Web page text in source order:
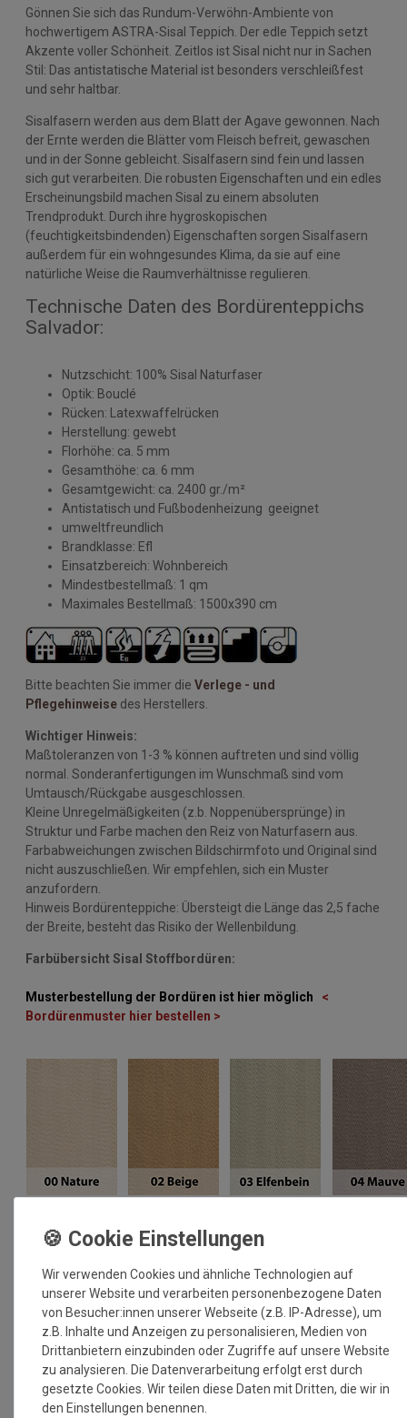
Gönnen Sie sich das Rundum-Verwöhn-Ambiente von
hochwertigem ASTRA-Sisal Teppich. Der edle Teppich setzt
Akzente voller Schönheit. Zeitlos ist Sisal nicht nur in Sachen
Stil: Das antistatische Material ist besonders verschleißfest
und sehr haltbar.
Sisalfasern werden aus dem Blatt der Agave gewonnen. Nach
der Ernte werden die Blätter vom Fleisch befreit, gewaschen
und in der Sonne gebleicht. Sisalfasern sind fein und lassen
sich gut verarbeiten. Die robusten Eigenschaften und ein edles
Erscheinungsbild machen Sisal zu einem absoluten
Trendprodukt. Durch ihre hygroskopischen
(feuchtigkeitsbindenden) Eigenschaften sorgen Sisalfasern
außerdem für ein wohngesundes Klima, da sie auf eine
natürliche Weise die Raumverhältnisse regulieren.
Technische Daten des Bordürenteppichs
Salvador:
Nutzschicht: 100% Sisal Naturfaser
Optik: Bouclé
Rücken: Latexwaffelrücken
Herstellung: gewebt
Florhöhe: ca. 5 mm
Gesamthöhe: ca. 6 mm
Gesamtgewicht: ca. 2400 gr./m²
Antistatisch und Fußbodenheizung geeignet
umweltfreundlich
Brandklasse: Efl
Einsatzbereich: Wohnbereich
Mindestbestellmaß: 1 qm
Maximales Bestellmaß: 1500x390 cm
Bitte beachten Sie immer die Verlege - und
Pflegehinweise des Herstellers.
Wichtiger Hinweis:
Maßtoleranzen von 1-3 % können auftreten und sind völlig
normal. Sonderanfertigungen im Wunschmaß sind vom
Umtausch/Rückgabe ausgeschlossen.
Kleine Unregelmäßigkeiten (z.b. Noppenübersprünge) in
Struktur und Farbe machen den Reiz von Naturfasern aus.
Farbabweichungen zwischen Bildschirmfoto und Original sind
nicht auszuschließen. Wir empfehlen, sich ein Muster
anzufordern.
Hinweis Bordürenteppiche: Übersteigt die Länge das 2,5 fache
der Breite, besteht das Risiko der Wellenbildung.
Farbübersicht Sisal Stoffbordüren:
Musterbestellung der Bordüren ist hier möglich
<
Bordürenmuster hier bestellen >
Wir verwenden Cookies und ähnliche Technologien auf
unserer Website und verarbeiten personenbezogene Daten
von Besucher:innen unserer Webseite (z.B. IP-Adresse), um
z.B. Inhalte und Anzeigen zu personalisieren, Medien von
Drittanbietern einzubinden oder Zugriffe auf unsere Website
zu analysieren. Die Datenverarbeitung erfolgt erst durch
gesetzte Cookies. Wir teilen diese Daten mit Dritten, die wir in
den Einstellungen benennen.